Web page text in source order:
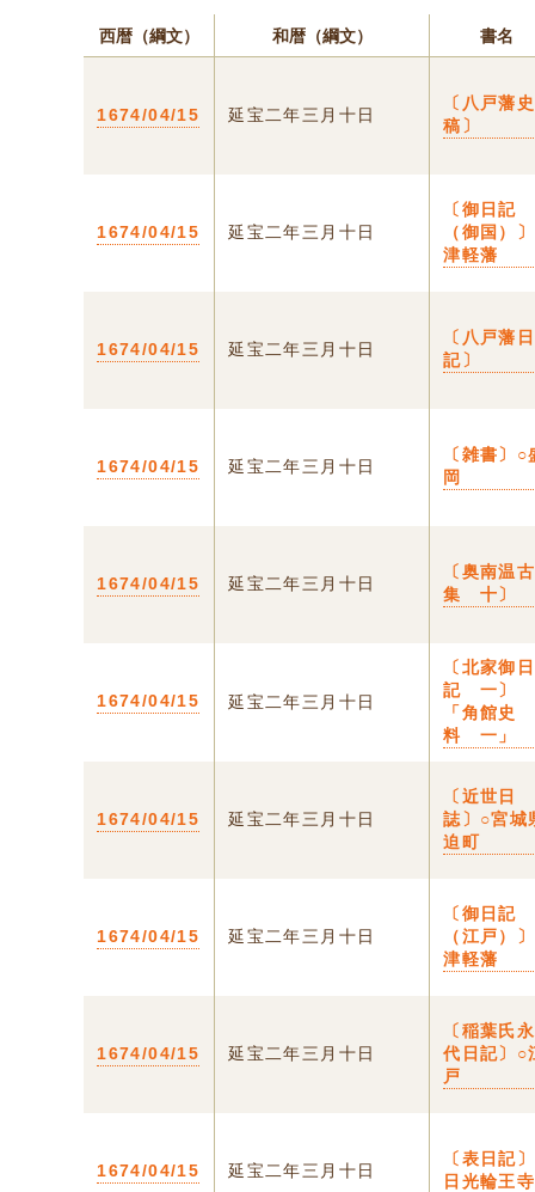
西暦（綱文） 和暦（綱文） 書名
1674/04/15 延宝二年三月十日
〔八戸藩史
稿〕
1674/04/15 延宝二年三月十日
〔御日記
（御国）〕
津軽藩
1674/04/15 延宝二年三月十日
〔八戸藩日
記〕
1674/04/15 延宝二年三月十日
〔雑書〕○
岡
1674/04/15 延宝二年三月十日
〔奥南温古
集 十〕
1674/04/15 延宝二年三月十日
〔北家御日
記 一〕
「角館史
料 一」
1674/04/15 延宝二年三月十日
〔近世日
誌〕○宮城
迫町
1674/04/15 延宝二年三月十日
〔御日記
（江戸）〕
津軽藩
1674/04/15 延宝二年三月十日
〔稲葉氏永
代日記〕○
戸
1674/04/15 延宝二年三月十日
〔表日記
日光輪王寺